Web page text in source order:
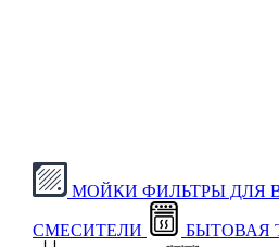
МОЙКИ ФИЛЬТРЫ ДЛЯ
СМЕСИТЕЛИ БЫТОВАЯ